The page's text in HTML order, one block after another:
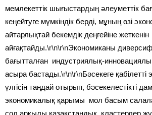
мемлекеттік шығыстардың әлеуметтік
кеңейтуге мүмкіндік берді, мұның өзі
айтарлықтай бекемдік деңгейіне жеткенін
айғақтайды.\r\n\r\nЭкономиканы
бағытталған индустриялық-
асыра бастады.\r\n\r\nБәсекеге
үлгісін таңдай отырып, бәсекелестікті
экономикалық қарымы мол басым
сол арқылы қазақстандық кластерлер